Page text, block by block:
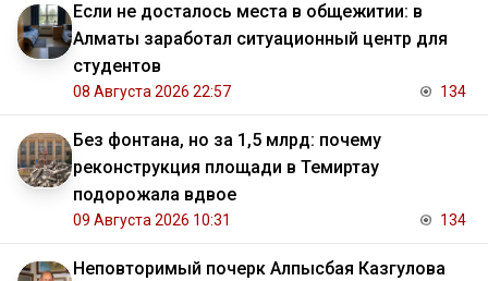
Если не досталось места в общежитии: в
Алматы заработал ситуационный центр для
студентов
08 Августа 2026 22:57 134
Без фонтана, но за 1,5 млрд: почему
реконструкция площади в Темиртау
подорожала вдвое
09 Августа 2026 10:31 134
Неповторимый почерк Алпысбая Казгулова